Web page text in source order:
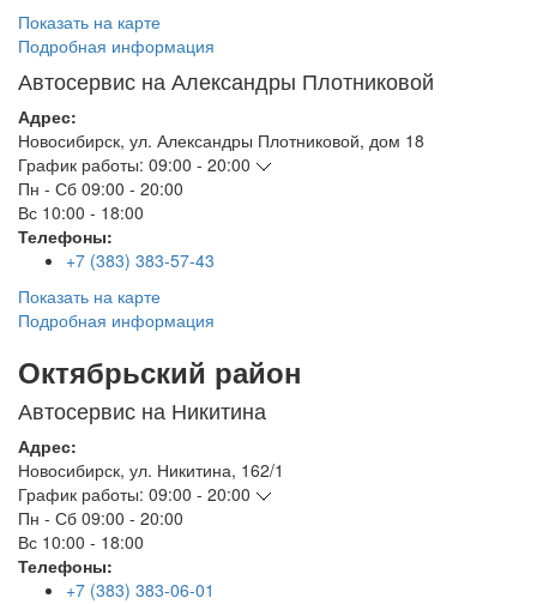
Показать на карте
Подробная информация
Автосервис на Александры Плотниковой
Адрес:
Новосибирск, ул. Александры Плотниковой, дом 18
График работы: 09:00 - 20:00
Пн - Сб 09:00 - 20:00
Вс 10:00 - 18:00
Телефоны:
+7 (383) 383-57-43
Показать на карте
Подробная информация
Октябрьский район
Автосервис на Никитина
Адрес:
Новосибирск, ул. Никитина, 162/1
График работы: 09:00 - 20:00
Пн - Сб 09:00 - 20:00
Вс 10:00 - 18:00
Телефоны:
+7 (383) 383-06-01